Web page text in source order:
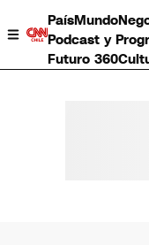
PaísMundo
Podcast y
Futuro 360